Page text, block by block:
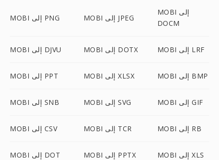
MOBI إلى PNG MOBI إلى JPEG
MOBI إلى
DOCM
MOBI إلى DJVU MOBI إلى DOTX MOBI إلى LRF
MOBI إلى PPT MOBI إلى XLSX MOBI إلى BMP
MOBI إلى SNB MOBI إلى SVG MOBI إلى GIF
MOBI إلى CSV MOBI إلى TCR MOBI إلى RB
MOBI إلى DOT MOBI إلى PPTX MOBI إلى XLS